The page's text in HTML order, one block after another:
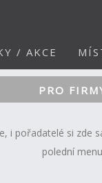
/ AKCE
PRO
i pořadatelé si
polední